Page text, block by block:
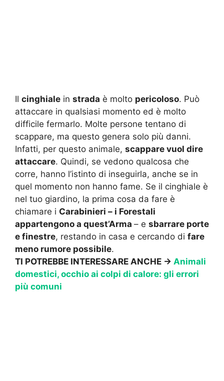
Il cinghiale in strada è molto pericoloso. Può
attaccare in qualsiasi momento ed è molto
difficile fermarlo. Molte persone tentano di
scappare, ma questo genera solo più danni.
Infatti, per questo animale, scappare vuol dire
attaccare. Quindi, se vedono qualcosa che
corre, hanno l’istinto di inseguirla, anche se in
quel momento non hanno fame. Se il cinghiale è
nel tuo giardino, la prima cosa da fare è
chiamare i Carabinieri – i Forestali
appartengono a quest’Arma – e sbarrare porte
e finestre, restando in casa e cercando di fare
meno rumore possibile.
TI POTREBBE INTERESSARE ANCHE -> Animali
domestici, occhio ai colpi di calore: gli errori
più comuni